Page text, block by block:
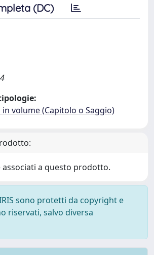
(DC)
volume (Capitolo o Saggio)
associati a questo prodotto.
sono protetti da copyright e
riservati, salvo diversa